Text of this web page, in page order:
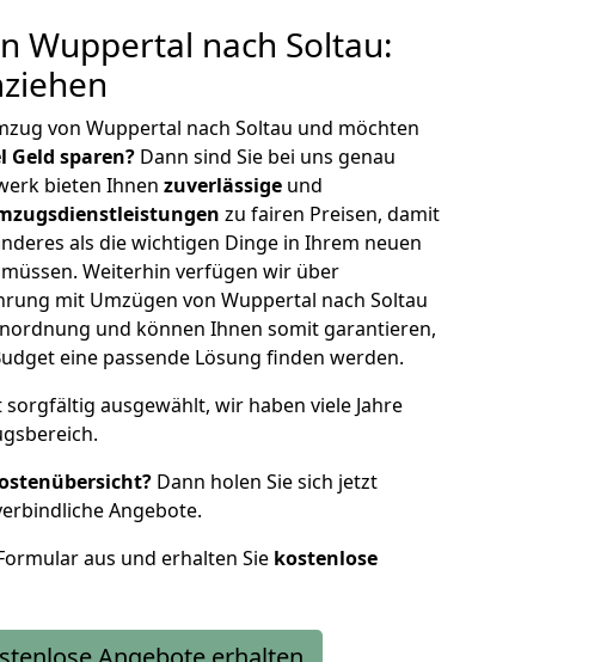
Wuppertal nach Soltau:
von Wuppertal nach Soltau und möchten
Geld sparen? Dann sind Sie bei uns genau
bieten Ihnen zuverlässige und
zu fairen Preisen, damit
als die wichtigen Dinge in Ihrem neuen
Weiterhin verfügen wir über
mit Umzügen von Wuppertal nach Soltau
und können Ihnen somit garantieren,
eine passende Lösung finden werden.
sorgfältig ausgewählt, wir haben viele Jahre
Dann holen Sie sich jetzt
Angebote.
aus und erhalten Sie kostenlose